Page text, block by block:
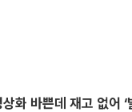
화 바쁜데 재고 없어 ‘